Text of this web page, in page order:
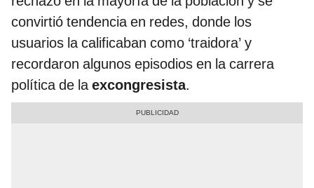
convirtió tendencia en redes, donde los
usuarios la calificaban como ‘traidora’ y
recordaron algunos episodios en la carrera
política de laexcongresista.